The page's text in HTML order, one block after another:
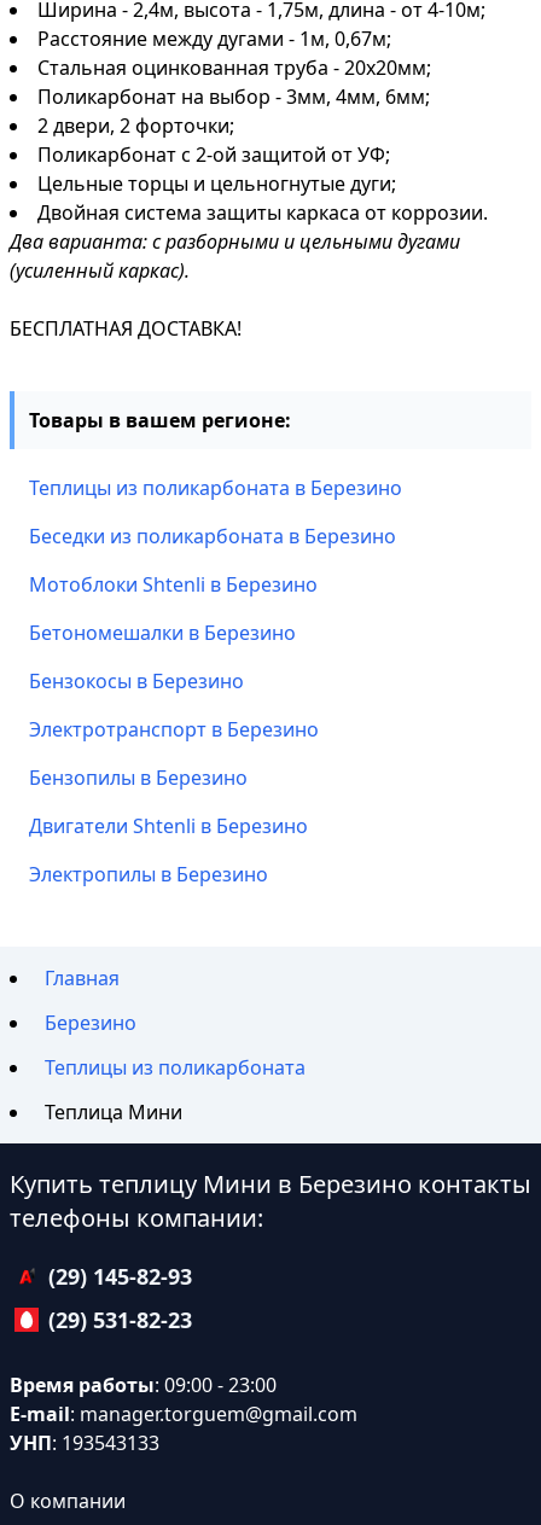
Ширина - 2,4м, высота - 1,75м, длина - от 4-10м;
Расстояние между дугами - 1м, 0,67м;
Стальная оцинкованная труба - 20х20мм;
Поликарбонат на выбор - 3мм, 4мм, 6мм;
2 двери, 2 форточки;
Поликарбонат с 2-ой защитой от УФ;
Цельные торцы и цельногнутые дуги;
Двойная система защиты каркаса от коррозии.
Два варианта: с разборными и цельными дугами
(усиленный каркас).
БЕСПЛАТНАЯ ДОСТАВКА!
Товары в вашем регионе:
Теплицы из поликарбоната в Березино
Беседки из поликарбоната в Березино
Мотоблоки Shtenli в Березино
Бетономешалки в Березино
Бензокосы в Березино
Электротранспорт в Березино
Бензопилы в Березино
Двигатели Shtenli в Березино
Электропилы в Березино
Главная
Березино
Теплицы из поликарбоната
Теплица Мини
Купить теплицу Мини в Березино контакты
телефоны компании:
(29) 145-82-93
(29) 531-82-23
Время работы: 09:00 - 23:00
E-mail: manager.torguem@gmail.com
УНП: 193543133
О компании